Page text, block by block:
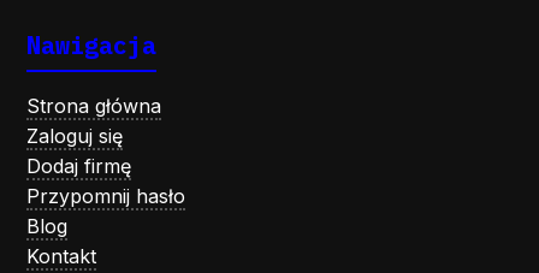
Nawigacja
Strona główna
Zaloguj się
Dodaj firmę
Przypomnij hasło
Blog
Kontakt